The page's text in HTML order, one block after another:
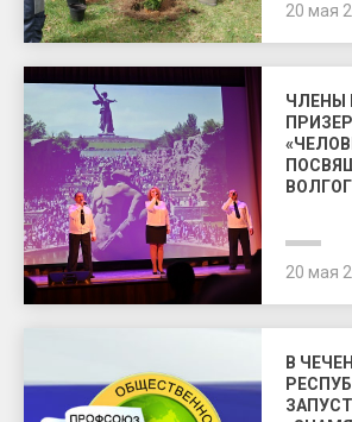
20 мая
ЧЛЕНЫ
20 мая
В